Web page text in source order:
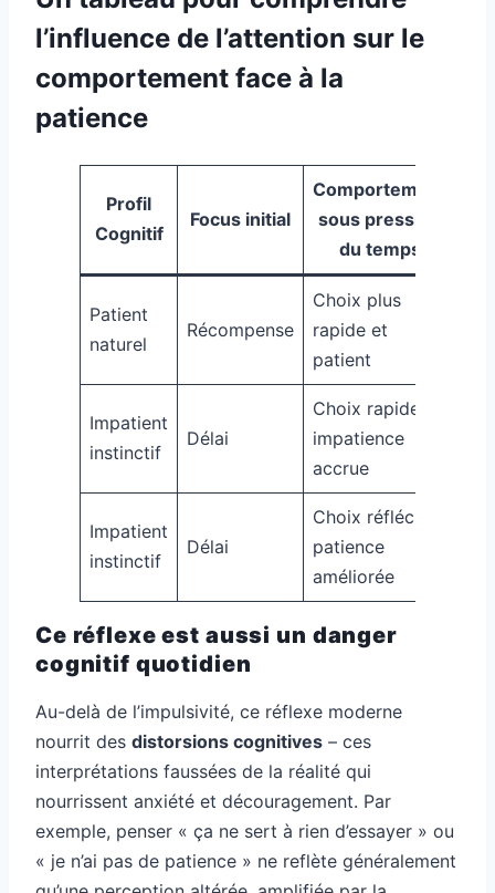
l’influence de l’attention sur le
comportement face à la
patience
Profil
Cognitif
Focus initial
Comportement
sous pression
du temps
Patient
naturel
Récompense
Choix plus
rapide et
patient
Impatient
instinctif
Délai
Choix rapide =
impatience
accrue
Impatient
instinctif
Délai
Choix réfléchi =
patience
améliorée
Ce réflexe est aussi un danger
cognitif quotidien
Au-delà de l’impulsivité, ce réflexe moderne
nourrit des distorsions cognitives – ces
interprétations faussées de la réalité qui
nourrissent anxiété et découragement. Par
exemple, penser « ça ne sert à rien d’essayer » ou
« je n’ai pas de patience » ne reflète généralement